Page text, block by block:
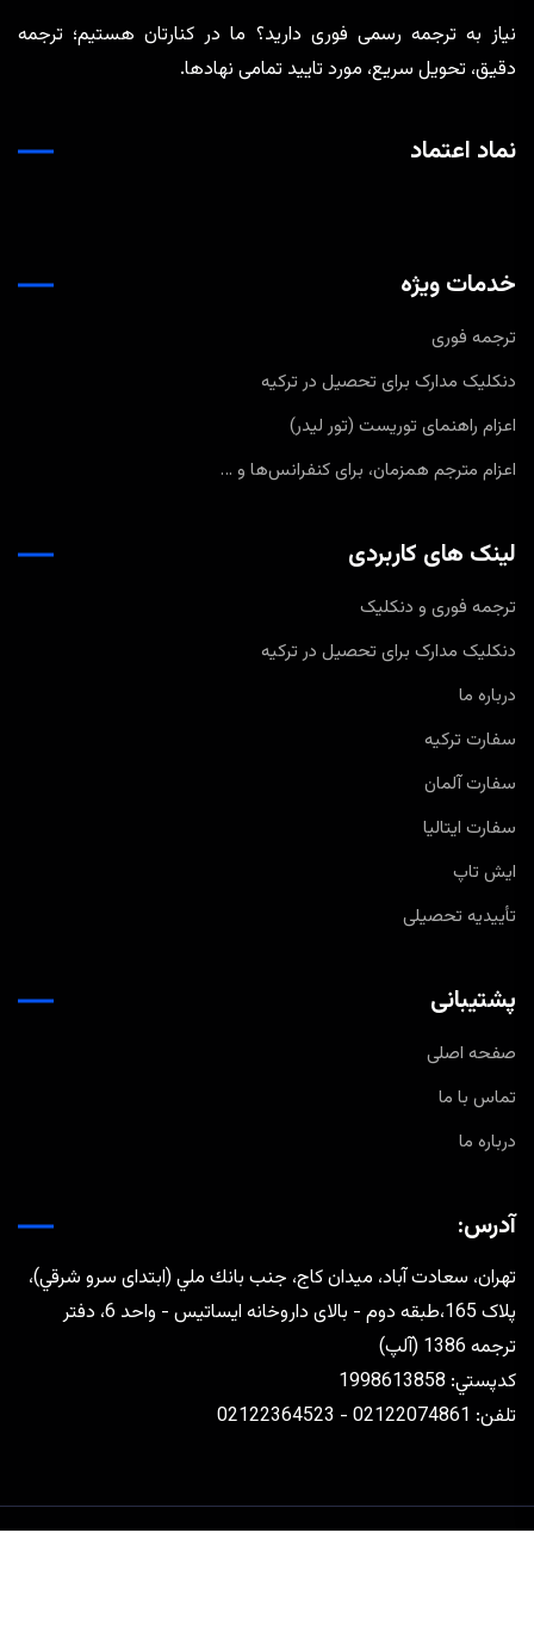
نیاز به ترجمه رسمی فوری دارید؟ ما در کنارتان هستیم؛ ترجمه
دقیق، تحویل سریع، مورد تایید تمامی نهادها.
نماد اعتماد
خدمات ویژه
ترجمه فوری
دنکلیک مدارک برای تحصیل در ترکیه
اعزام راهنمای توریست (تور لیدر)
اعزام مترجم همزمان، برای کنفرانس‌ها و …
لینک های کاربردی
ترجمه فوری و دنکلیک
دنکلیک مدارک برای تحصیل در ترکیه
درباره ما
سفارت ترکیه
سفارت آلمان
سفارت ایتالیا
ایش تاپ
تأییدیه تحصیلی
پشتیبانی
صفحه اصلی
تماس با ما
درباره ما
آدرس:
تهران، سعادت آباد، ميدان كاج، جنب بانك ملي (ابتدای سرو شرقي)،
پلاک 165،طبقه دوم - بالای داروخانه ایساتیس - واحد 6، دفتر
ترجمه 1386 (آلپ)
كدپستي: 1998613858
تلفن: 02122074861 - 02122364523